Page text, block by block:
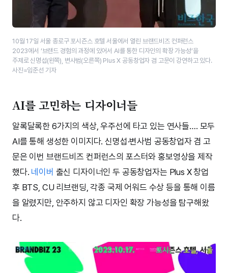
10월 17일 서울 종로구 포시즌스 호텔 서울에서 열린 브랜드비즈 컨퍼런스
2023에서 ‘브랜드 경험의 과정에 있어서 AI를 통한 디자인의 확장 가능성’​을
주제로 신명섭(왼쪽), 변사범(오른쪽) Plus X 공동창업자 겸 고문이 강연하고 있다.
사진=임준선 기자
AI를 고민하는 디자이너들
알록달록한 6가지의 색상, 우주선에 타고 있는 연사들…. 모두
AI를 통해 생성한 이미지다. 신명섭·변사범 공동창업자 겸 고
문은 이번 브랜드비즈 컨퍼런스의 포스터와 홍보영상을 제작
했다. 네이버 출신 디자이너인 두 공동창업자는 Plus X 창업
후 BTS, CU 리브랜딩, 각종 국제 어워드 수상 등을 통해 이름
을 알렸지만, 안주하지 않고 디자인 확장 가능성을 탐구해왔
다.